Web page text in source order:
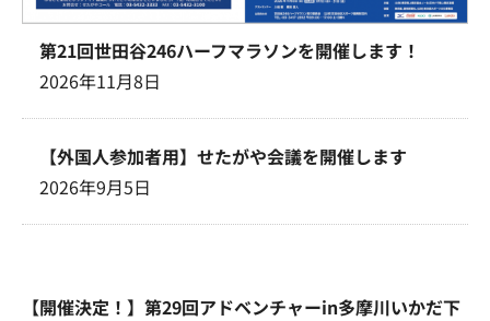
第21回世田谷246ハーフマラソンを開催します！
2026年11月8日
【外国人参加者用】せたがや会議を開催します
2026年9月5日
【開催決定！】第29回アドベンチャーin多摩川いかだ下